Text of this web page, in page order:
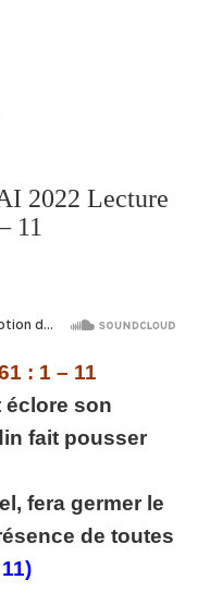
2022 Lecture
11
: 1 – 11
éclore son
fait pousser
fera germer le
de toutes